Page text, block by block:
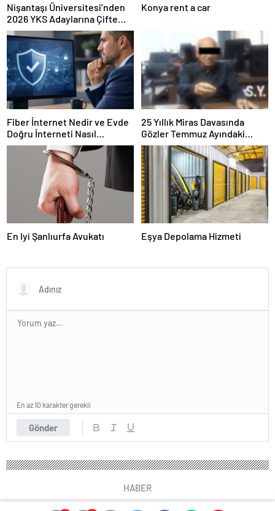
Nişantaşı Üniversitesi’nden
2026 YKS Adaylarına Çifte
Güvence: Sabit Ücret ve
Kesintisiz Burs
Konya rent a car
Fiber İnternet Nedir ve Evde
Doğru İnterneti Nasıl
Seçersiniz
25 Yıllık Miras Davasında
Gözler Temmuz Ayındaki
Karar Duruşmasına Çevrildi
En Iyi Şanlıurfa Avukatı Eşya Depolama Hizmeti
Gönder
En az 10 karakter gerekli
HABER